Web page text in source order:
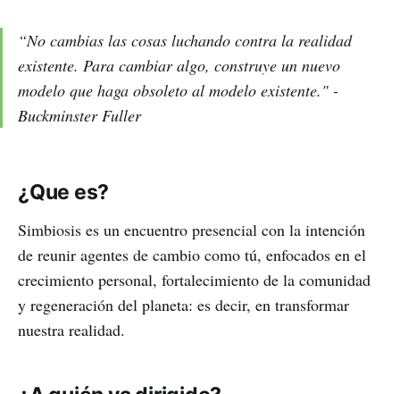
“No cambias las cosas luchando contra la realidad
existente. Para cambiar algo, construye un nuevo
modelo que haga obsoleto al modelo existente." -
Buckminster Fuller
¿Que es?
Simbiosis es un encuentro presencial con la intención
de reunir agentes de cambio como tú, enfocados en el
crecimiento personal, fortalecimiento de la comunidad
y regeneración del planeta: es decir, en transformar
nuestra realidad.